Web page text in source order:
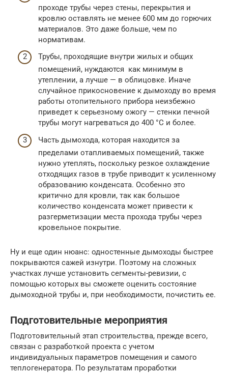
проходе трубы через стены, перекрытия и
кровлю оставлять не менее 600 мм до горючих
материалов. Это даже больше, чем по
нормативам.
Трубы, проходящие внутри жилых и общих
помещений, нуждаются как минимум в
утеплении, а лучше — в облицовке. Иначе
случайное прикосновение к дымоходу во время
работы отопительного прибора неизбежно
приведет к серьезному ожогу — стенки печной
трубы могут нагреваться до 400 °C и более.
Часть дымохода, которая находится за
пределами отапливаемых помещений, также
нужно утеплять, поскольку резкое охлаждение
отходящих газов в трубе приводит к усиленному
образованию конденсата. Особенно это
критично для кровли, так как большое
количество конденсата может привести к
разгерметизации места прохода трубы через
кровельное покрытие.
Ну и еще один нюанс: одностенные дымоходы быстрее
покрываются сажей изнутри. Поэтому на сложных
участках лучше установить сегменты-ревизии, с
помощью которых вы сможете оценить состояние
дымоходной трубы и, при необходимости, почистить ее.
Подготовительные мероприятия
Подготовительный этап строительства, прежде всего,
связан с разработкой проекта с учетом
индивидуальных параметров помещения и самого
теплогенератора. По результатам проработки